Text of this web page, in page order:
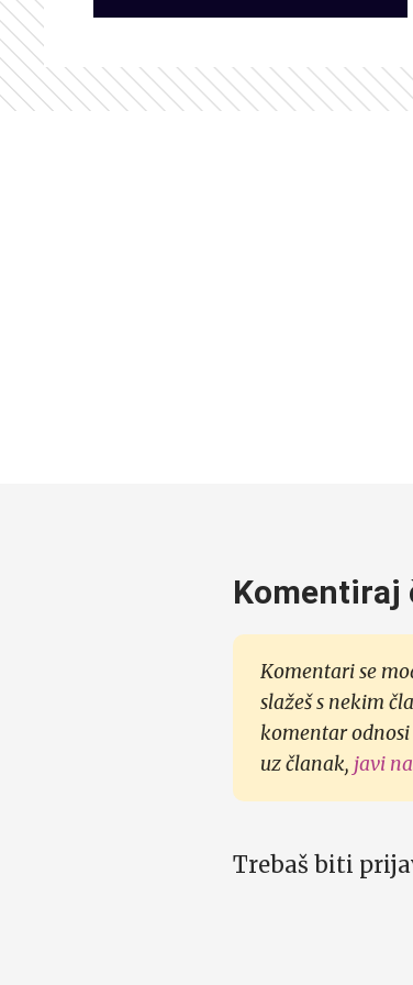
Komentiraj
Komentari se
slažeš s nekim
komentar
uz članak, javi
Trebaš biti